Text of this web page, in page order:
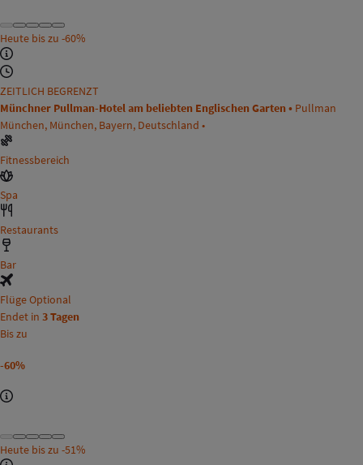
Heute bis zu -60%
ZEITLICH BEGRENZT
Münchner Pullman-Hotel am beliebten Englischen Garten • Pullman
München, München, Bayern, Deutschland •
Fitnessbereich
Spa
Restaurants
Bar
Flüge Optional
Endet in 3 Tagen
Bis zu
-60%
Heute bis zu -51%